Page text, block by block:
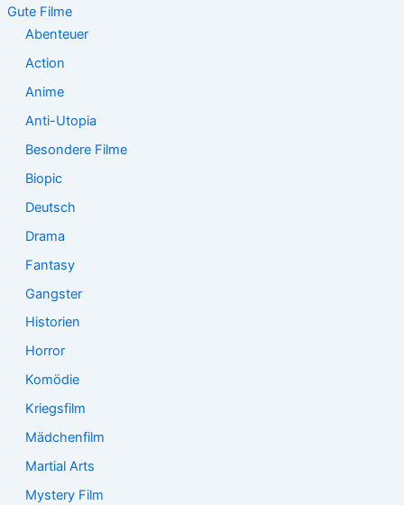
n
Gute Filme
Abenteuer
Action
Anime
Anti-Utopia
Besondere Filme
Biopic
Deutsch
Drama
Fantasy
Gangster
Historien
Horror
Komödie
Kriegsfilm
Mädchenfilm
Martial Arts
Mystery Film